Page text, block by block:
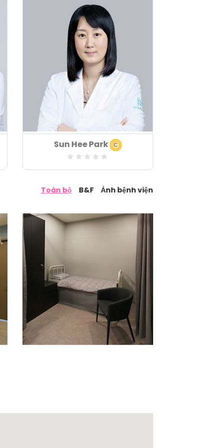
Khoa chuyên môn
Lĩnh vực chuyên môn
Số năm kinh nghiệm
Sun Hee Park
Toàn bộ B&F Ảnh bệnh viện